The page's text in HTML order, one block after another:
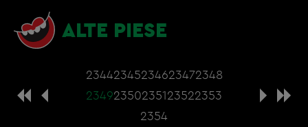
ALTE PIESE
23442345234623472348
23492350235123522353
2354